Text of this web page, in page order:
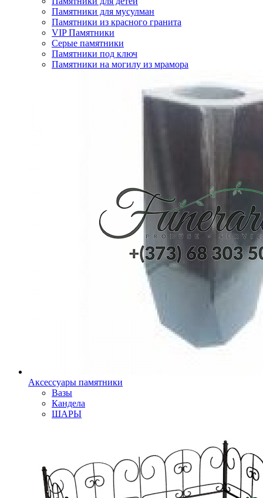
Памятники для мусулман
Памятники из красного гранита
VIP Памятники
Серые памятники
Памятники под ключ
Памятники на могилу из мрамора
Аксессуары памятники
Вазы
Кандела
ШАРЫ